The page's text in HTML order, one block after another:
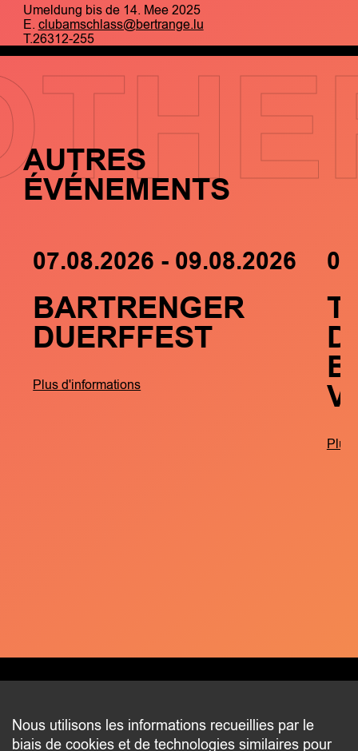
Umeldung bis de 14. Mee 2025
E. clubamschlass@bertrange.lu
T.26312-255
AUTRES
ÉVÉNEMENTS
07.08.2026 - 09.08.2026
BARTRENGER
DUERFFEST
Plus d'informations
Plus
CONTACT
Nous utilisons les informations recueillies par le
biais de cookies et de technologies similaires pour